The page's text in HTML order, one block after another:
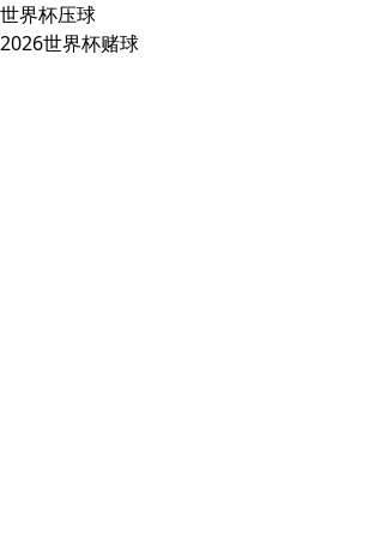
世界杯压球
2026世界杯赌球